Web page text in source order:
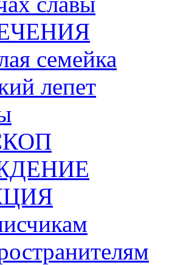
семейка
лепет